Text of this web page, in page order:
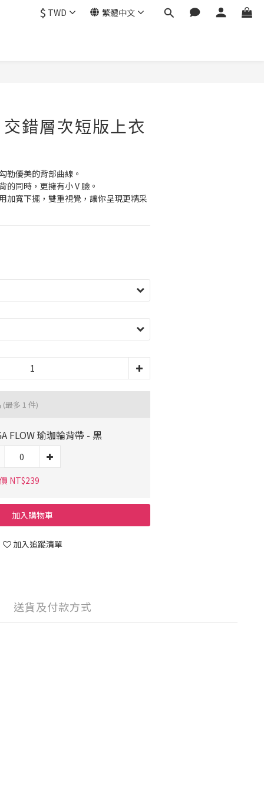
$ TWD 繁體中文
錯層次短版上衣
勒優美的背部曲線。
的同時，更擁有小 V 臉。
加寬下擺，雙重視覺，讓你呈現更精采
(最多 1 件)
FLOW 瑜珈輪背帶 - 黑
NT$239
加入購物車
加入追蹤清單
送貨及付款方式